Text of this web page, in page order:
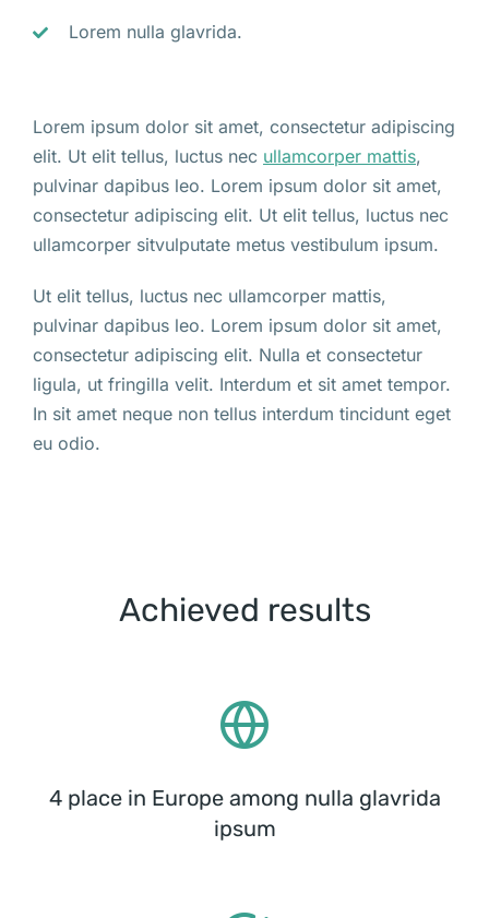
Lorem nulla glavrida.
Lorem ipsum dolor sit amet, consectetur adipiscing
elit. Ut elit tellus, luctus nec ullamcorper mattis,
pulvinar dapibus leo. Lorem ipsum dolor sit amet,
consectetur adipiscing elit. Ut elit tellus, luctus nec
ullamcorper sitvulputate metus vestibulum ipsum.
Ut elit tellus, luctus nec ullamcorper mattis,
pulvinar dapibus leo. Lorem ipsum dolor sit amet,
consectetur adipiscing elit. Nulla et consectetur
ligula, ut fringilla velit. Interdum et sit amet tempor.
In sit amet neque non tellus interdum tincidunt eget
eu odio.
Achieved results
4 place in Europe among nulla glavrida
ipsum